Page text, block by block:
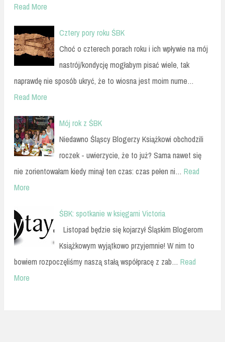
Read More
Cztery pory roku ŚBK
Choć o czterech porach roku i ich wpływie na mój
nastrój/kondycję mogłabym pisać wiele, tak
naprawdę nie sposób ukryć, że to wiosna jest moim nume…
Read More
Mój rok z ŚBK
Niedawno Śląscy Blogerzy Książkowi obchodzili
roczek - uwierzycie, że to już? Sama nawet się
nie zorientowałam kiedy minął ten czas: czas pełen ni… Read
More
ŚBK: spotkanie w księgarni Victoria
Listopad będzie się kojarzył Śląskim Blogerom
Książkowym wyjątkowo przyjemnie! W nim to
bowiem rozpoczęliśmy naszą stałą współpracę z zab… Read
More